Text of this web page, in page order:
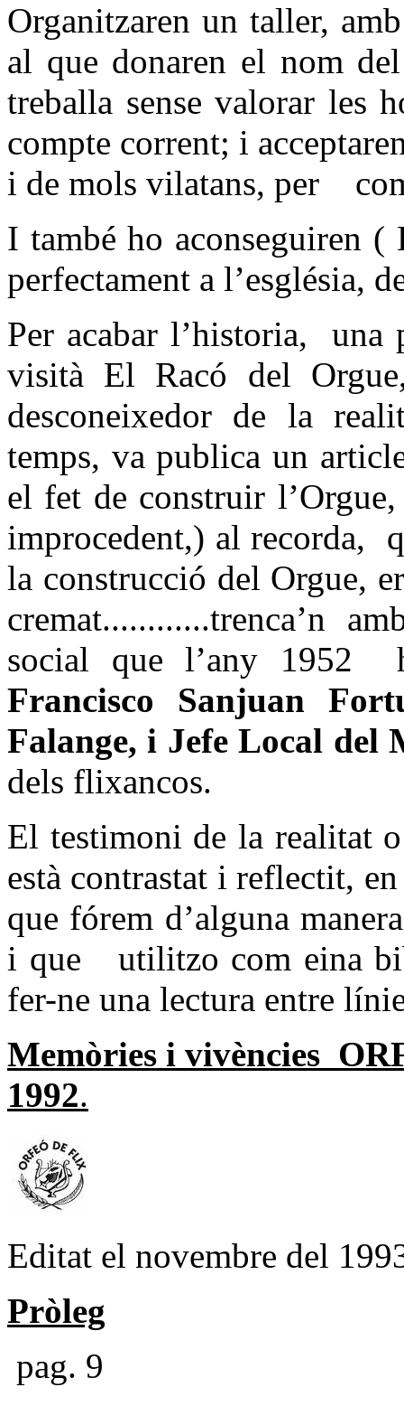
Organitzaren un taller,
al que donaren el nom
treballa sense valorar les
compte corrent; i
i de mols vilatans, per
I també ho aconseguiren (
perfectament a l’església,
Per acabar l’historia,
una
visità El Racó del
desconeixedor de la
temps, va publica un
el fet de construir
improcedent,) al recorda,
la construcció del Orgue,
cremat............trenca’n
social que l’any 1952
Francisco Sanjuan
Falange, i Jefe Local del
dels flixancos.
El testimoni de la realitat
està contrastat i reflectit,
que fórem d’alguna
i que
utilitzo com eina
fer-ne una lectura entre
Memòries i vivències
1992.
Editat el novembre del
Pròleg
pag. 9